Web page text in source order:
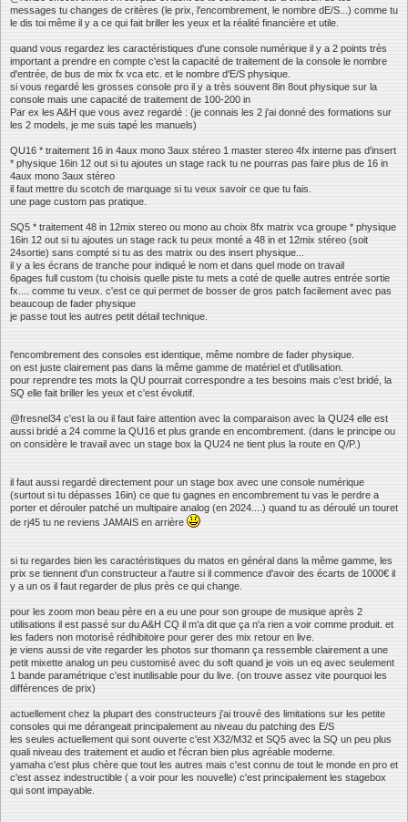
messages tu changes de critères (le prix, l'encombrement, le nombre dE/S...) comme tu
le dis toi même il y a ce qui fait briller les yeux et la réalité financière et utile.
quand vous regardez les caractéristiques d'une console numérique il y a 2 points très
important a prendre en compte c'est la capacité de traitement de la console le nombre
d'entrée, de bus de mix fx vca etc. et le nombre d'E/S physique.
si vous regardé les grosses console pro il y a très souvent 8in 8out physique sur la
console mais une capacité de traitement de 100-200 in
Par ex les A&H que vous avez regardé : (je connais les 2 j'ai donné des formations sur
les 2 models, je me suis tapé les manuels)
QU16 * traitement 16 in 4aux mono 3aux stéreo 1 master stereo 4fx interne pas d'insert
* physique 16in 12 out si tu ajoutes un stage rack tu ne pourras pas faire plus de 16 in
4aux mono 3aux stéreo
il faut mettre du scotch de marquage si tu veux savoir ce que tu fais.
une page custom pas pratique.
SQ5 * traitement 48 in 12mix stereo ou mono au choix 8fx matrix vca groupe * physique
16in 12 out si tu ajoutes un stage rack tu peux monté a 48 in et 12mix stéreo (soit
24sortie) sans compté si tu as des matrix ou des insert physique...
il y a les écrans de tranche pour indiqué le nom et dans quel mode on travail
6pages full custom (tu choisis quelle piste tu mets a coté de quelle autres entrée sortie
fx.... comme tu veux. c'est ce qui permet de bosser de gros patch facilement avec pas
beaucoup de fader physique
je passe tout les autres petit détail technique.
l'encombrement des consoles est identique, même nombre de fader physique.
on est juste clairement pas dans la même gamme de matériel et d'utilisation.
pour reprendre tes mots la QU pourrait correspondre a tes besoins mais c'est bridé, la
SQ elle fait briller les yeux et c'est évolutif.
@fresnel34 c'est la ou il faut faire attention avec la comparaison avec la QU24 elle est
aussi bridé a 24 comme la QU16 et plus grande en encombrement. (dans le principe ou
on considère le travail avec un stage box la QU24 ne tient plus la route en Q/P.)
il faut aussi regardé directement pour un stage box avec une console numérique
(surtout si tu dépasses 16in) ce que tu gagnes en encombrement tu vas le perdre a
porter et dérouler patché un multipaire analog (en 2024....) quand tu as déroulé un touret
de rj45 tu ne reviens JAMAIS en arrière
si tu regardes bien les caractéristiques du matos en général dans la même gamme, les
prix se tiennent d'un constructeur a l'autre si il commence d'avoir des écarts de 1000€ il
y a un os il faut regarder de plus près ce qui change.
pour les zoom mon beau père en a eu une pour son groupe de musique après 2
utilisations il est passé sur du A&H CQ il m'a dit que ça n'a rien a voir comme produit. et
les faders non motorisé rédhibitoire pour gerer des mix retour en live.
je viens aussi de vite regarder les photos sur thomann ça ressemble clairement a une
petit mixette analog un peu customisé avec du soft quand je vois un eq avec seulement
1 bande paramétrique c'est inutilisable pour du live. (on trouve assez vite pourquoi les
différences de prix)
actuellement chez la plupart des constructeurs j'ai trouvé des limitations sur les petite
consoles qui me dérangeait principalement au niveau du patching des E/S
les seules actuellement qui sont ouverte c'est X32/M32 et SQ5 avec la SQ un peu plus
quali niveau des traitement et audio et l'écran bien plus agréable moderne.
yamaha c'est plus chère que tout les autres mais c'est connu de tout le monde en pro et
c'est assez indestructible ( a voir pour les nouvelle) c'est principalement les stagebox
qui sont impayable.